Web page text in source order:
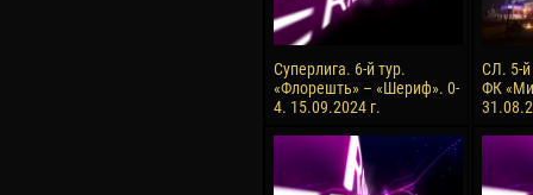
Суперлига. 6-й тур.
«Флорешть» – «Шериф». 0-
4. 15.09.2024 г.
СЛ. 5-
ФК